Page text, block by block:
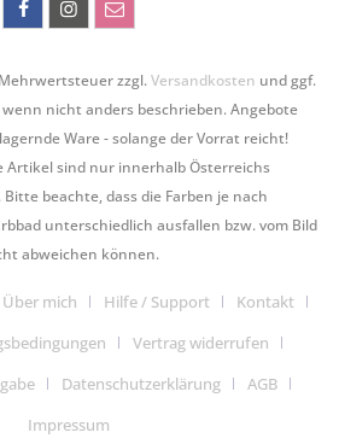
zzgl.Versandkosten und ggf.
nicht anders beschrieben. Angebote
Ware - solange der Vorrat reicht!
Artikel sind nur innerhalb Österreichs
beachte, dass die Farben je nach
unterschiedlich ausfallen bzw. vom Bild
abweichen können.
Über mich Hilfe / Support
Kontakt
Vertrag widerrufen
Datenschutzerklärung
AGB
Impressum